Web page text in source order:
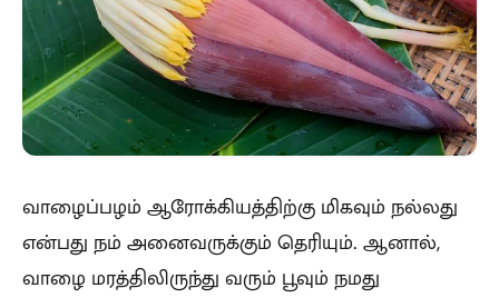
வாழைப்பழம் ஆரோக்கியத்திற்கு மிகவும் நல்லது
என்பது நம் அனைவருக்கும் தெரியும். ஆனால்,
வாழை மரத்திலிருந்து வரும் பூவும் நமது